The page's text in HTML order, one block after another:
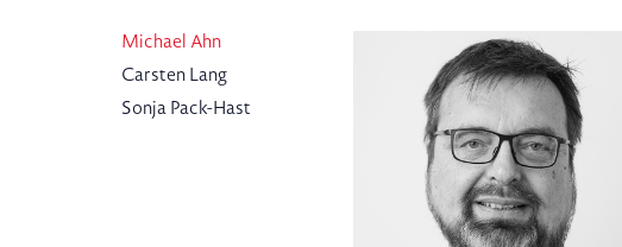
Michael Ahn
Carsten Lang
Sonja Pack-Hast